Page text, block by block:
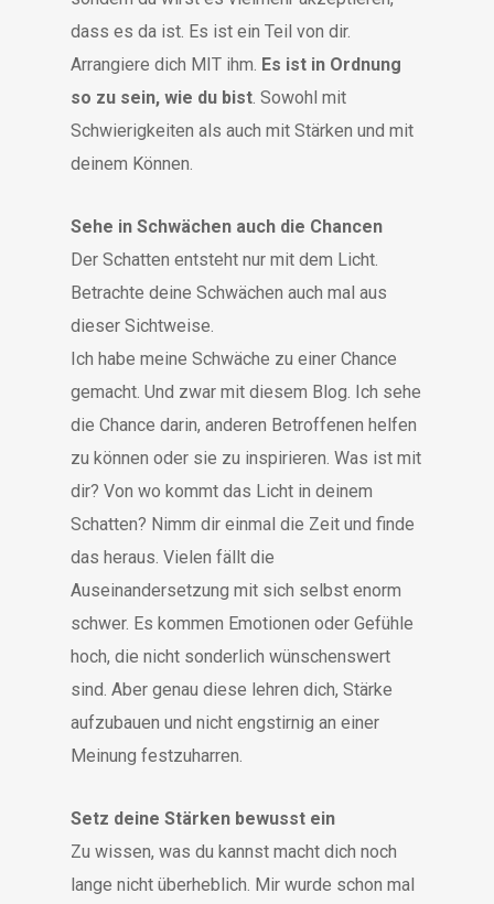
dass es da ist. Es ist ein Teil von dir.
Arrangiere dich MIT ihm. Es ist in Ordnung
so zu sein, wie du bist. Sowohl mit
Schwierigkeiten als auch mit Stärken und mit
deinem Können.
Sehe in Schwächen auch die Chancen
Der Schatten entsteht nur mit dem Licht.
Betrachte deine Schwächen auch mal aus
dieser Sichtweise.
Ich habe meine Schwäche zu einer Chance
gemacht. Und zwar mit diesem Blog. Ich sehe
die Chance darin, anderen Betroffenen helfen
zu können oder sie zu inspirieren. Was ist mit
dir? Von wo kommt das Licht in deinem
Schatten? Nimm dir einmal die Zeit und finde
das heraus. Vielen fällt die
Auseinandersetzung mit sich selbst enorm
schwer. Es kommen Emotionen oder Gefühle
hoch, die nicht sonderlich wünschenswert
sind. Aber genau diese lehren dich, Stärke
aufzubauen und nicht engstirnig an einer
Meinung festzuharren.
Setz deine Stärken bewusst ein
Zu wissen, was du kannst macht dich noch
lange nicht überheblich. Mir wurde schon mal